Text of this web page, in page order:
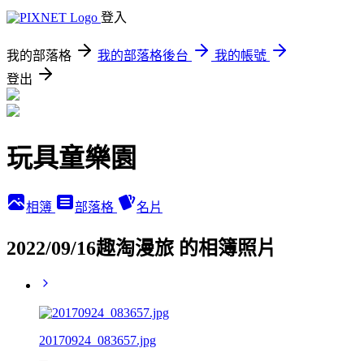
登入
我的部落格 我的部落格後台
我的帳號
登出
玩具童樂園
相簿 部落格 名片
2022/09/16趣淘漫旅 的相簿照片
20170924_083657.jpg